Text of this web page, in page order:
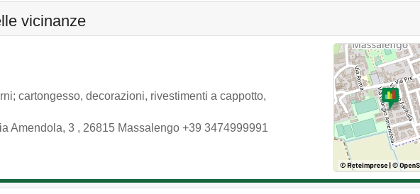
vicinanze
cartongesso, decorazioni, rivestimenti a cappotto,
Amendola, 3 , 26815 Massalengo +39 3474999991